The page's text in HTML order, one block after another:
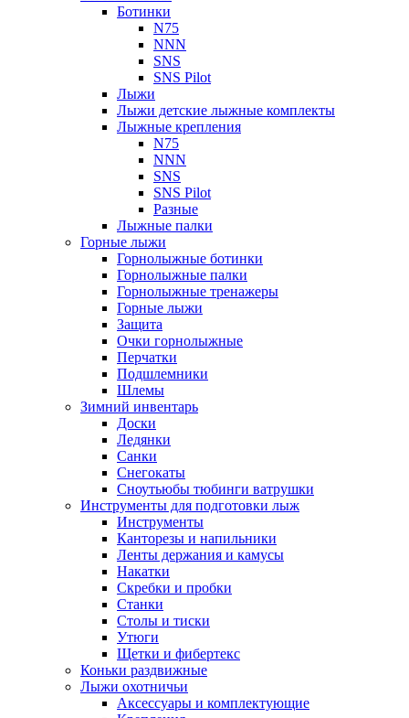
Ботинки
N75
NNN
SNS
SNS Pilot
Лыжи
Лыжи детские лыжные комплекты
Лыжные крепления
N75
NNN
SNS
SNS Pilot
Разные
Лыжные палки
Горные лыжи
Горнoлыжные ботинки
Горнолыжные палки
Горнолыжные тренажеры
Горные лыжи
Защита
Очки горнолыжные
Перчатки
Подшлемники
Шлемы
Зимний инвентарь
Доски
Ледянки
Санки
Снегокаты
Сноутьюбы тюбинги ватрушки
Инструменты для подготовки лыж
Инструменты
Канторезы и напильники
Ленты держания и камусы
Накатки
Скребки и пробки
Станки
Столы и тиски
Утюги
Щетки и фибертекс
Коньки раздвижные
Лыжи охотничьи
Аксессуары и комплектующие